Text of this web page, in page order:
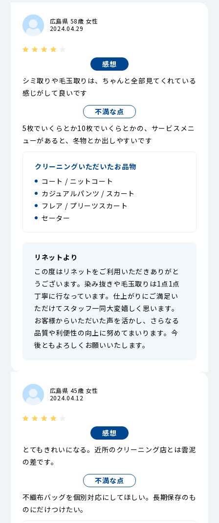
広島県 58歳 女性
2024.04.29
感想
シミ取りや毛玉取りは、ちゃんと全部見てくれている
感じがして良いです
不満な点
5枚でいくらとか10枚でいくらとかの、サービスメニ
ューがあると、冬物とか出しやすいです
クリーニングいただいたお品物
コート / ニットコート
カジュアルパンツ / スカート
フレア / プリーツスカート
セーター
リネットより
この度はリネットをご利用いただきありがと
うございます。染み抜きや毛玉取りは1点1点
丁寧に行なっています。仕上がりにご満足い
ただけてスタッフ一同大変嬉しく思います。
お客様からいただいた声を活かし、さらなる
品質や利便性の向上に努めてまいります。今
後ともよろしくお願いいたします。
広島県 45歳 女性
2024.04.12
感想
とてもきれいになる。近所のクリーニング店とは雲泥
の差です。
不満な点
不織布バッグを個別対応にしてほしい。長期保存のも
のにだけつけたい。